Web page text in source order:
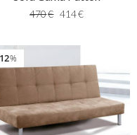
470€ 414€
%